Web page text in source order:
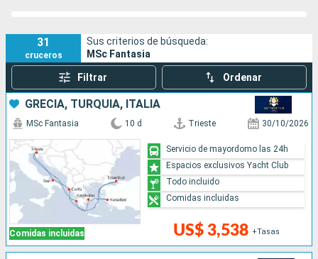
31
cruceros
Sus criterios de búsqueda:
MSc Fantasia
Filtrar Ordenar
GRECIA, TURQUÍA, ITALIA
Comidas incluidas
MSc Fantasia 10 d Trieste 30/10/2026
US$ 3,538 +Tasas
Servicio de mayordomo las 24h
Espacios exclusivos Yacht Club
Todo incluido
Comidas incluidas